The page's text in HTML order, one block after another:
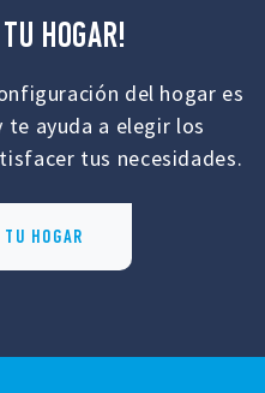
HOGAR!
del hogar es
te ayuda a elegir los
tus necesidades.
HOGAR